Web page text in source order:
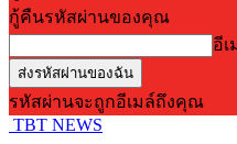
กู้คืนรหัสผ่านของคุณ
อี
รหัสผ่านจะถูกอีเมล์ถึงคุณ
TBT NEWS